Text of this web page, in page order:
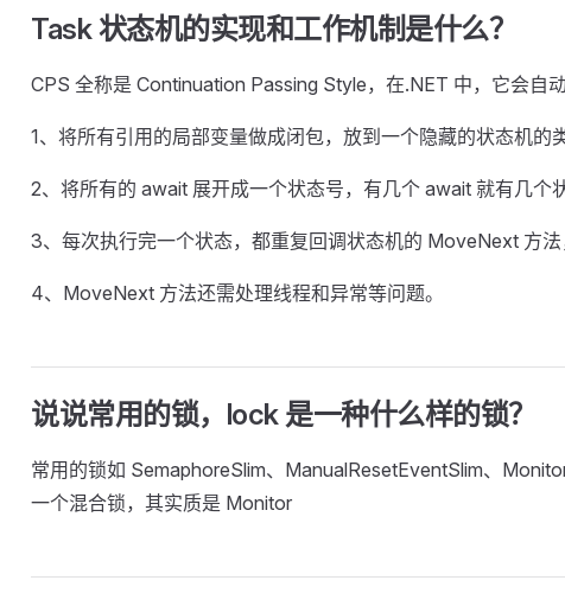
Task 状态机的实现和工作机制是什么？
CPS 全称是 Continuation Passing Style，在.NET 中，它会自动
1、将所有引用的局部变量做成闭包，放到一个隐藏的状态机的类
2、将所有的 await 展开成一个状态号，有几个 await 就有几个状
3、每次执行完一个状态，都重复回调状态机的 MoveNext 方法
4、MoveNext 方法还需处理线程和异常等问题。
说说常用的锁，lock 是一种什么样的锁？
常用的锁如 SemaphoreSlim、ManualResetEventSlim、
一个混合锁，其实质是 Monitor